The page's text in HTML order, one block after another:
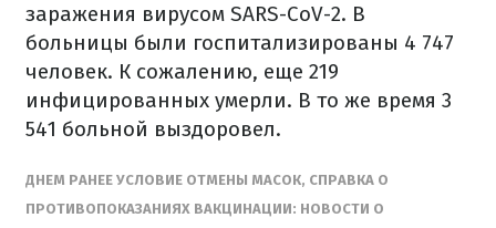
заражения вирусом SARS-CoV-2. В
больницы были госпитализированы 4 747
человек. К сожалению, еще 219
инфицированных умерли. В то же время 3
541 больной выздоровел.
ДНЕМ РАНЕЕ УСЛОВИЕ ОТМЕНЫ МАСОК, СПРАВКА О
ПРОТИВОПОКАЗАНИЯХ ВАКЦИНАЦИИ: НОВОСТИ О